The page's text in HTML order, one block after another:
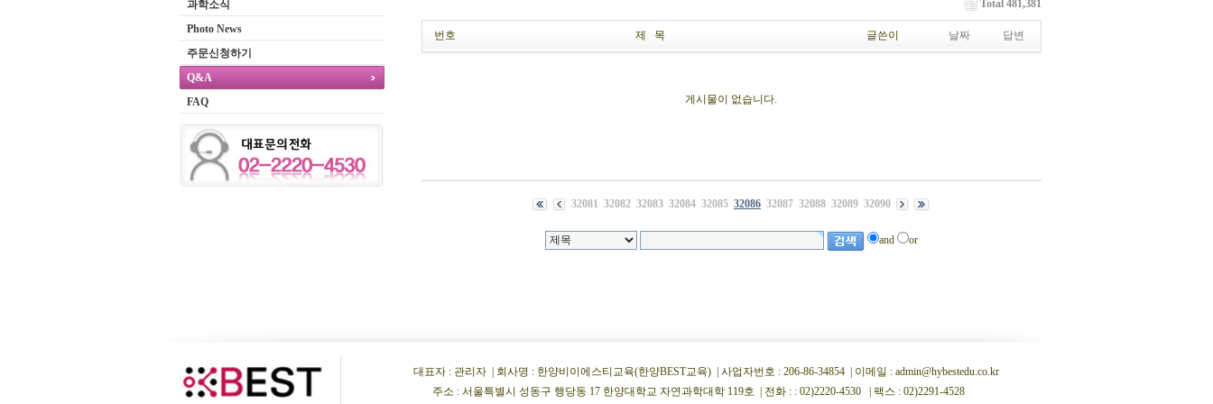
과학소식
Photo News
주문신청하기
Q&A
FAQ
Total 481,381
번호 제 목 글쓴이 날짜 답변
게시물이 없습니다.
32081 32082 32083 32084 32085 32086 32087 32088 32089 32090
and or
대표자 : 관리자 | 회사명 : 한양비이에스티교육(한양BEST교육) | 사업자번호 : 206-86-34854 | 이메일 : admin@hybestedu.co.kr
주소 : 서울특별시 성동구 행당동 17 한양대학교 자연과학대학 119호 | 전화 : : 02)2220-4530 | 팩스 : 02)2291-4528